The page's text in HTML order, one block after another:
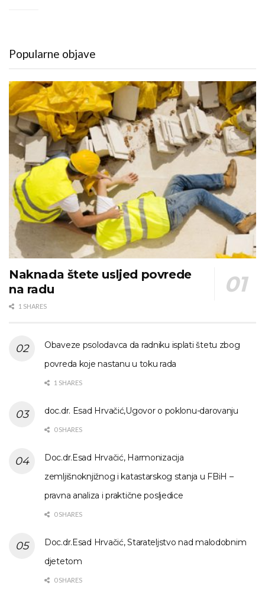
Popularne objave
Naknada štete usljed povrede
na radu
1 SHARES
Obaveze psolodavca da radniku isplati štetu zbog
povreda koje nastanu u toku rada
1 SHARES
doc.dr. Esad Hrvačić,Ugovor o poklonu-darovanju
0 SHARES
Doc.dr.Esad Hrvačić, Harmonizacija
zemljišnoknjižnog i katastarskog stanja u FBiH –
pravna analiza i praktične posljedice
0 SHARES
Doc.dr.Esad Hrvačić, Starateljstvo nad malodobnim
djetetom
0 SHARES